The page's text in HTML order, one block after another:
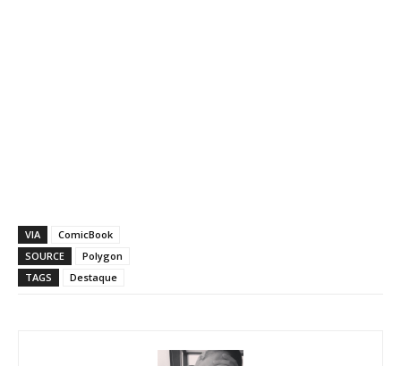
VIA
ComicBook
SOURCE
Polygon
TAGS
Destaque